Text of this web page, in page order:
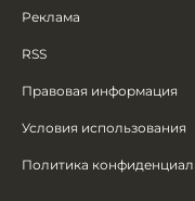
Реклама
RSS
Правовая информация
Условия использования
Политика